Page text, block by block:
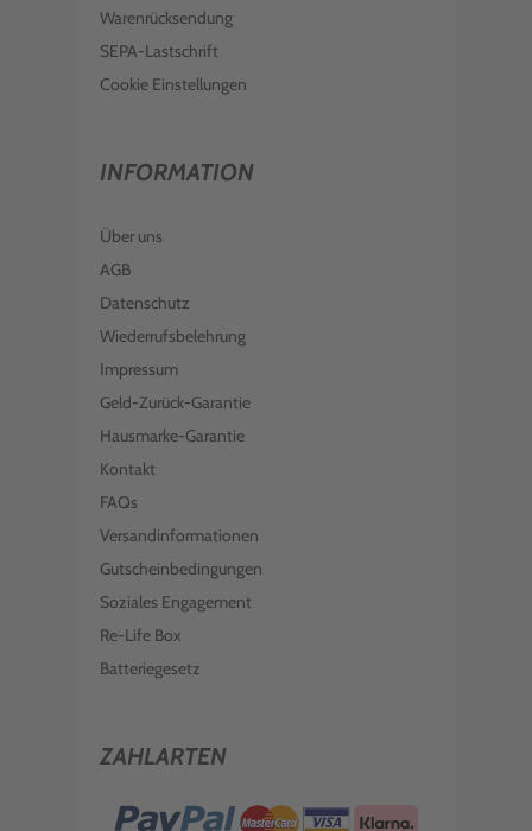
Warenrücksendung
SEPA-Lastschrift
Cookie Einstellungen
INFORMATION
Über uns
AGB
Datenschutz
Wiederrufsbelehrung
Impressum
Geld-Zurück-Garantie
Hausmarke-Garantie
Kontakt
FAQs
Versandinformationen
Gutscheinbedingungen
Soziales Engagement
Re-Life Box
Batteriegesetz
ZAHLARTEN